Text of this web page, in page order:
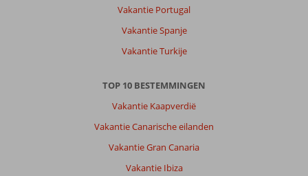
Vakantie Portugal
Vakantie Spanje
Vakantie Turkije
TOP 10 BESTEMMINGEN
Vakantie Kaapverdië
Vakantie Canarische eilanden
Vakantie Gran Canaria
Vakantie Ibiza